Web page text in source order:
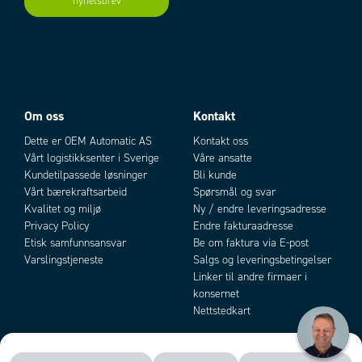
Add to existing cart row
Om oss
Dette er OEM Automatic AS
Vårt logistikksenter i Sverige
Kundetilpassede løsninger
Vårt bærekraftsarbeid
Kvalitet og miljø
Privacy Policy
Etisk samfunnsansvar
Varslingstjeneste
Kontakt
Kontakt oss
Våre ansatte
Bli kunde
Spørsmål og svar
Ny / endre leveringsadresse
Endre fakturaadresse
Be om faktura via E-post
Salgs og leveringsbetingelser
Linker til andre firmaer i
konsernet
Nettstedkart